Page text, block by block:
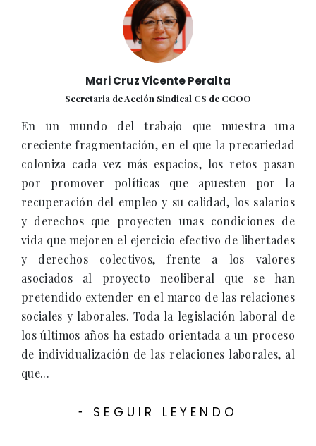
Mari Cruz Vicente Peralta
Secretaria de Acción Sindical CS de CCOO
En un mundo del trabajo que muestra una
creciente fragmentación, en el que la precariedad
coloniza cada vez más espacios, los retos pasan
por promover políticas que apuesten por la
recuperación del empleo y su calidad, los salarios
y derechos que proyecten unas condiciones de
vida que mejoren el ejercicio efectivo de libertades
y derechos colectivos, frente a los valores
asociados al proyecto neoliberal que se han
pretendido extender en el marco de las relaciones
sociales y laborales. Toda la legislación laboral de
los últimos años ha estado orientada a un proceso
de individualización de las relaciones laborales, al
que...
- SEGUIR LEYENDO